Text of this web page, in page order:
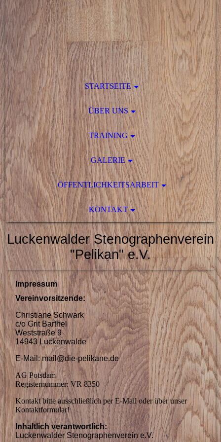
STARTSEITE
ÜBER UNS
TRAINING
GALERIE
ÖFFENTLICHKEITSARBEIT
KONTAKT
Luckenwalder Stenographenverein
"Pelikan" e.V.
Impressum
Vereinvorsitzende:
Christiane Schwark
c/o Grit Barthel
Weststraße 9
14943 Luckenwalde
E-Mail: mail@die-pelikane.de
AG Potsdam
Registernummer: VR 8350
Kontakt bitte ausschließlich per E-Mail oder über unser
Kontaktformular!
Inhaltlich verantwortlich:
Luckenwalder Stenographenverein e.V.